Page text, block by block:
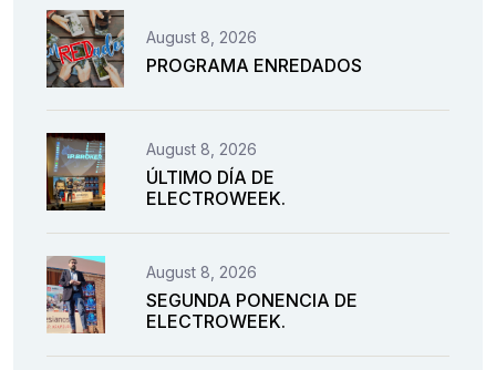
August 8, 2026
PROGRAMA ENREDADOS
August 8, 2026
ÚLTIMO DÍA DE
ELECTROWEEK.
August 8, 2026
SEGUNDA PONENCIA DE
ELECTROWEEK.